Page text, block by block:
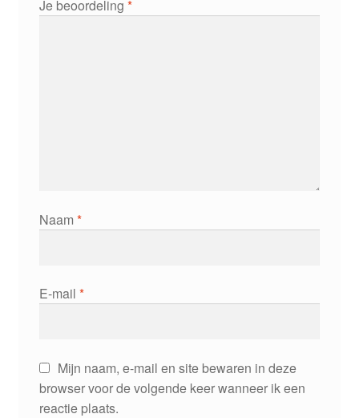
Je beoordeling *
Naam *
E-mail *
Mijn naam, e-mail en site bewaren in deze
browser voor de volgende keer wanneer ik een
reactie plaats.